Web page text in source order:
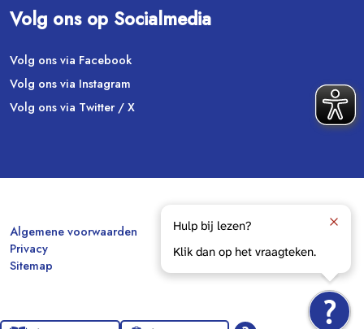
Volg ons op Socialmedia
Volg ons via Facebook
Volg ons via Instagram
Volg ons via Twitter / X
Algemene voorwaarden
Privacy
Sitemap
Hulp bij lezen?
Klik dan op het vraagteken.